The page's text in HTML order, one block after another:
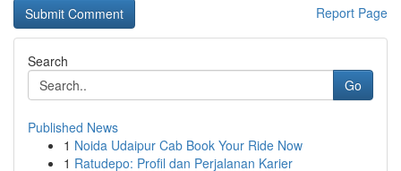
Report Page
Search
Go
Published News
1 Noida Udaipur Cab Book Your Ride Now
1 Ratudepo: Profil dan Perjalanan Karier